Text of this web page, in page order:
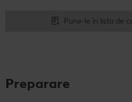
Pune-le în lista de
Preparare